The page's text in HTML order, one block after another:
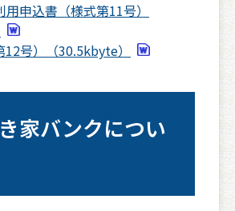
申込書（様式第11号）
号）（30.5kbyte）
家バンクについ